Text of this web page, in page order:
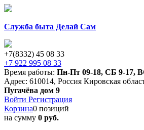
Служба быта Делай Сам
+7(8332) 45 08 33
+7 922 995 08 33
Время работы: Пн-Пт 09-18, СБ 9-17,
Адрес: 610014, Россия Кировская
Пугачёва дом 9
Войти Регистрация
Корзина0 позиций
на сумму 0 руб.